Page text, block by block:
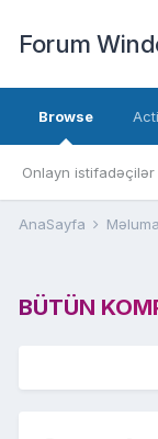
Forum
Browse
Onlayn istifadəçilər
AnaSayfa
BÜTÜN